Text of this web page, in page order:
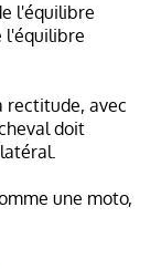
l'équilibre
l'équilibre
rectitude, avec
doit
une moto,